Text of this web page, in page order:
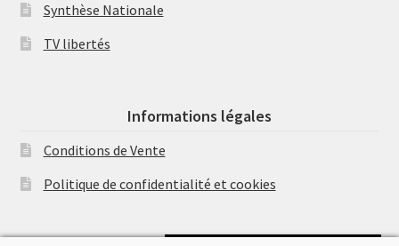
Synthèse Nationale
TV libertés
Informations légales
Conditions de Vente
Politique de confidentialité et cookies